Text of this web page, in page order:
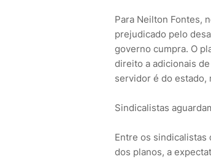
Para Neilton Fontes,
prejudicado pelo
governo cumpra. O
direito a adicionais
servidor é do estado,
Sindicalistas
Entre os sindicalistas
dos planos, a